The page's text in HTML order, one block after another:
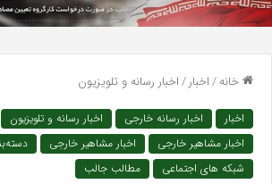
خانه/اخبار/اخبار رسانه و تلویزیون
اخبار اخبار رسانه خارجی اخبار رسانه و تلویزیون
اخبار مشاهیر خارجی
اخبار مشاهیر خارجی
شبکه های اجتماعی
مطالب جالب